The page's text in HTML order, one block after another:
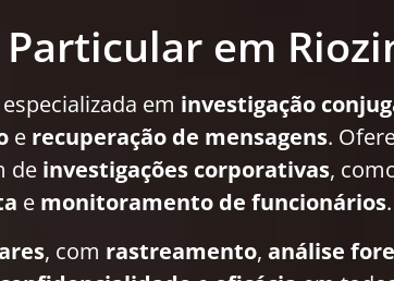
em
em investigação
e recuperação de mensagens.
de investigações corporativas,
e monitoramento de funcionários.
, com rastreamento, análise